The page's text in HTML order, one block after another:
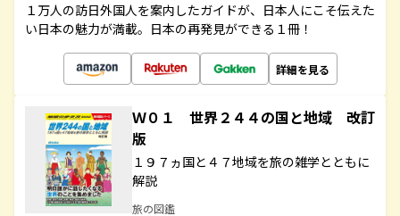
１万人の訪日外国人を案内したガイドが、日本人にこそ伝えた
い日本の魅力が満載。日本の再発見ができる１冊！
詳細を見る
Ｗ０１ 世界２４４の国と地域 改訂
版
１９７ヵ国と４７地域を旅の雑学とともに
解説
旅の図鑑